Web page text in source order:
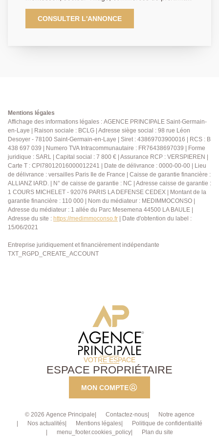
et transports accessibles à quelques minutes à pied ,
bel appartement 2 pièces, entièrement rénové avec
des prestations de qualité, proposé en première mise
Vésinet ? Le Pecq ou de Sartrouville facilitant les
déplacements vers La Défense et Paris. Disponible le
1er septembre 2026. Loyer: 1 400 € charges
comprises Dépôt de garantie : 1350 € Honoraires
agence: 557 €
CONSULTER L'ANNONCE
Mentions légales
Affichage des informations légales : AGENCE PRINCIPALE Saint-Germain-
en-Laye | Raison sociale : BCLG | Adresse siège social : 98 rue Léon
Desoyer - 78100 Saint-Germain-en-Laye | Siret : 43869703900016 | RCS : B
438 697 039 | Numero TVA Intracommunautaire : FR76438697039 | Forme
juridique : SARL | Capital social : 7 800 € | Assurance RCP : VERSPIEREN |
Carte T : CPI78012016000012241 | Date de délivrance : 0000-00-00 | Lieu
de délivrance : versailles Paris Ile de France | Caisse de garantie financière :
ALLIANZ IARD. | N° de caisse de garantie : NC | Adresse caisse de garantie :
1 COURS MICHELET - 92076 PARIS LA DEFENSE CEDEX | Montant de la
garantie financière : 110 000 | Nom du médiateur : MEDIMMOCONSO |
Adresse du médiateur : 1 allée du Parc Mesemena 44500 LA BAULE |
Adresse du site : https://medimmoconso.fr | Date d'obtention du label :
15/06/2021
Entreprise juridiquement et financièrement indépendante
TXT_RGPD_CREATE_ACCOUNT
VOTRE ESPACE
ESPACE PROPRIÉTAIRE
MON COMPTE
© 2026 Agence Principale Contactez-nous
Notre agence
Nos actualités
Mentions légales
Politique de confidentialité
menu_footer.cookies_policy
Plan du site